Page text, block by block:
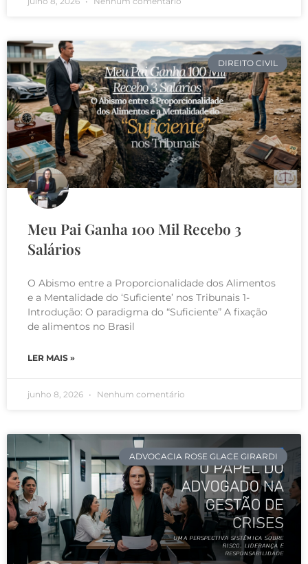
DIREITO CIVIL
Meu Pai Ganha 100 Mil Recebo 3
Salários
O Abismo entre a Proporcionalidade dos Alimentos
e a Mentalidade do ‘Suficiente’ nos Tribunais 1-
Introdução: O paradigma do “Suficiente” A fixação
de alimentos no Brasil
LER MAIS »
junho 8, 2026 Nenhum comentário
ADVOCACIA ROSE GLACE GIRARDI